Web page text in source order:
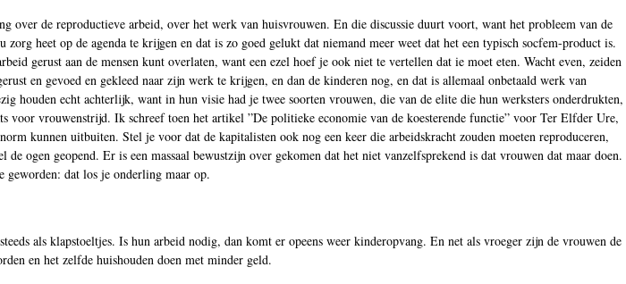
over de reproductieve arbeid, over het werk van huisvrouwen. En die discussie duurt voort, want het probleem van de
heet op de agenda te krijgen en dat is zo goed gelukt dat niemand meer weet dat het een typisch socfem-product is.
gerust aan de mensen kunt overlaten, want een ezel hoef je ook niet te vertellen dat ie moet eten. Wacht even, zeiden
en gevoed en gekleed naar zijn werk te krijgen, en dan de kinderen nog, en dat is allemaal onbetaald werk van
houden echt achterlijk, want in hun visie had je twee soorten vrouwen, die van de elite die hun werksters onderdrukten,
voor vrouwenstrijd. Ik schreef toen het artikel ”De politieke economie van de koesterende functie” voor Ter Elfder Ure,
kunnen uitbuiten. Stel je voor dat de kapitalisten ook nog een keer die arbeidskracht zouden moeten reproduceren,
ogen geopend. Er is een massaal bewustzijn over gekomen dat het niet vanzelfsprekend is dat vrouwen dat maar doen.
geworden: dat los je onderling maar op.
als klapstoeltjes. Is hun arbeid nodig, dan komt er opeens weer kinderopvang. En net als vroeger zijn de vrouwen de
en het zelfde huishouden doen met minder geld.